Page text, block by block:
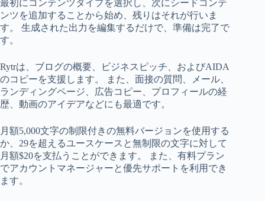
最初にコンテンツタイプを選択し、次にシードコンテ
ンツを追加することから始め、残りはそれが行いま
す。 生成された出力を編集するだけで、準備は完了で
す。
Rytrは、ブログの概要、ビジネスピッチ、およびAIDA
のコピーを支援します。 また、面接の質問、メール、
ランディングページ、広告コピー、プロフィールの経
歴、動画のアイデアなどにも最適です。
月額5,000文字の制限付きの無料バージョンを使用する
か、29を超えるユースケースと無制限の文字に対して
月額$20を支払うことができます。 また、有料プラン
でアカウントマネージャーと優先サポートを利用でき
ます。